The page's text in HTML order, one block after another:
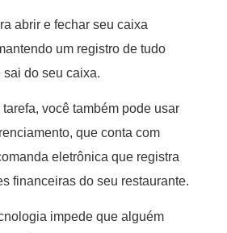
abrir e fechar seu caixa
um registro de tudo
do seu caixa.
você também pode usar
que conta com
eletrônica que registra
financeiras do seu restaurante.
impede que alguém